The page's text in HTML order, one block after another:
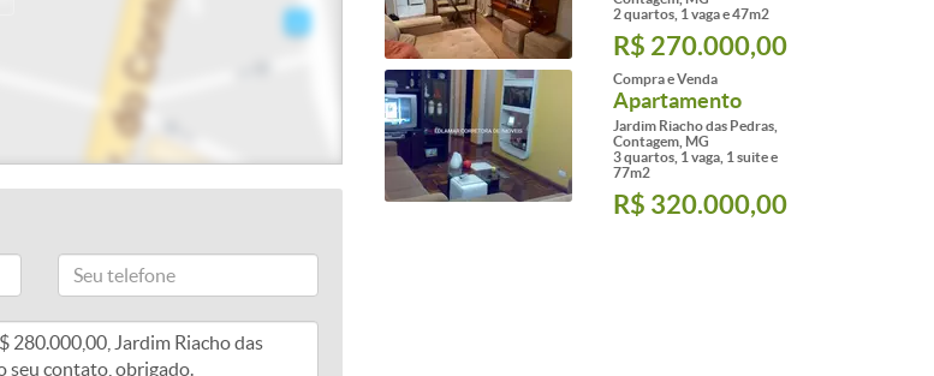
2 quartos, 1 vaga e 47m2
R$ 270.000,00
Compra e Venda
Apartamento
Jardim Riacho das Pedras,
Contagem, MG
3 quartos, 1 vaga, 1 suite e
77m2
R$ 320.000,00